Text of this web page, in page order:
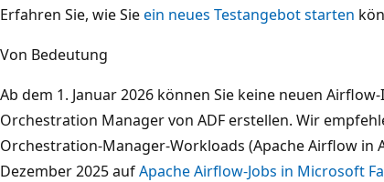
Erfahren Sie, wie Sieein neues Testangebot starten
Von Bedeutung
Ab dem 1. Januar 2026 können Sie keine neuen
Orchestration Manager von ADF erstellen. Wir
Orchestration-Manager-Workloads (Apache Airflow in
Dezember 2025 aufApache Airflow-Jobs in Microsoft